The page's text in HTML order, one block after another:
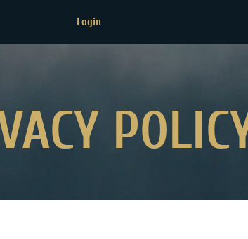
Login